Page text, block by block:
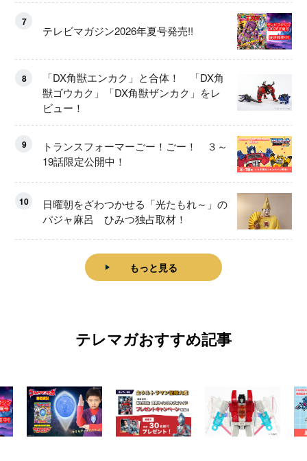
7
テレビマガジン2026年夏号発売!!
8
「DX角獣エンカク」と合体！ 「DX角
獣ゴウカク」「DX角獣ザンカク」をレ
ビュー！
9
トランスフォーマーごー！ごー！ ３～
19話限定公開中！
10
日曜朝をざわつかせる「光たもれ～」の
パジャ麻呂 ひみつ独占取材！
もっと見る
テレマガおすすめ記事